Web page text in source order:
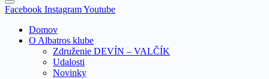
Facebook InstagramYoutube
Domov
O Albatros klube
Združenie DEVÍN – VALČÍK
Udalosti
Novinky